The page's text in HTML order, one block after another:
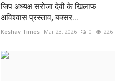
जिप अध्यक्ष सरोजा देवी के खिलाफ
अविश्वास प्रस्ताव, बक्सर...
Keshav Times Mar 23, 2026 0 226